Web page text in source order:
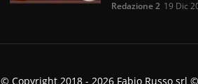
Redazione 2 19 Dic
© Copyright 2018 - 2026 Fabio Russo srl